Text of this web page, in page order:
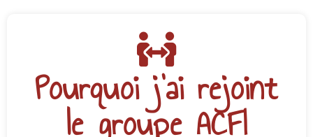
Pourquoi j'ai rejoint
le groupe ACFI